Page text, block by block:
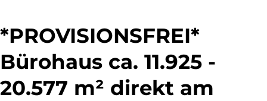
*PROVISIONSFREI*
Bürohaus ca. 11.925 -
20.577 m² direkt am